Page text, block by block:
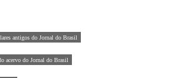
antigos do Jornal do Brasil
acervo do Jornal do Brasil